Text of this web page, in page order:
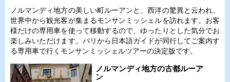
ノルマンディ地方の美しい町ルーアンと、西洋の驚異と云われ、
世界中から観光客が集まるモンサンミッシェルを訪れます。お客
様だけの専用車を使って移動するので、ゆったりとした気分でお
楽しみいただけます。パリから日本語ガイドが同行してご案内す
る専用車で行くモンサンミッシェルツアーの決定版です。
ノルマンディ地方の古都ルーア
ン